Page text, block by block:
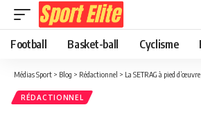
Football Basket-ball Cyclisme
Médias Sport > Blog > Rédactionnel > La SETRAG à pied d’œuvre pour
RÉDACTIONNEL